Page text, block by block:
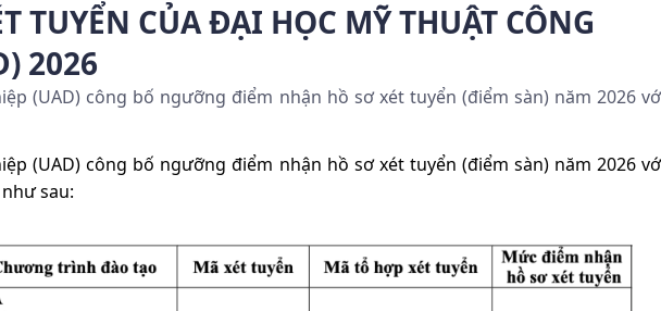
TUYỂN CỦA ĐẠI HỌC MỸ THUẬT CÔNG
2026
(UAD) công bố ngưỡng điểm nhận hồ sơ xét tuyển (điểm sàn) năm 2026
(UAD) công bố ngưỡng điểm nhận hồ sơ xét tuyển (điểm sàn) năm 2026
sau: